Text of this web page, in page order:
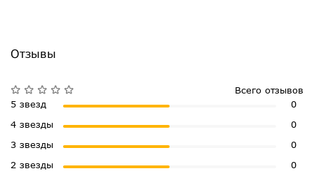
Отзывы
Всего отзывов
5 звезд
0
4 звезды
0
3 звезды
0
2 звезды
0